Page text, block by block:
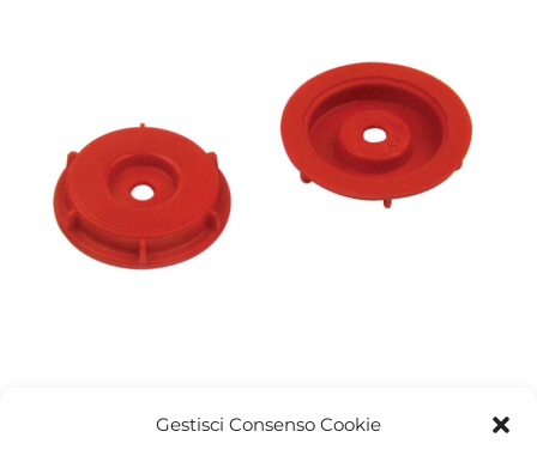
Gestisci Consenso Cookie
Project Details